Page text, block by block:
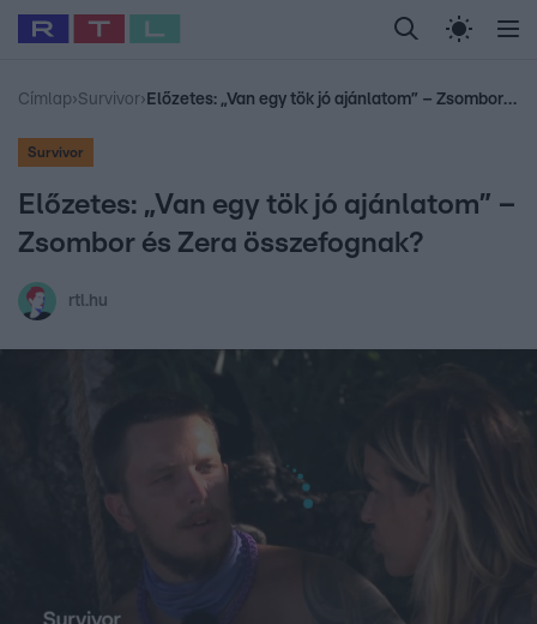
Legfrissebb RTL Híradó Randi Celeb vagyok,
Babits Marcella Most Wanted Gallusz
Címlap›Survivor› Előzetes: „Van egy tök jó ajánlatom” – Zsombor és Zera összefognak?
Survivor
Előzetes: „Van egy tök jó ajánlatom” –
Zsombor és Zera összefognak?
rtl.hu